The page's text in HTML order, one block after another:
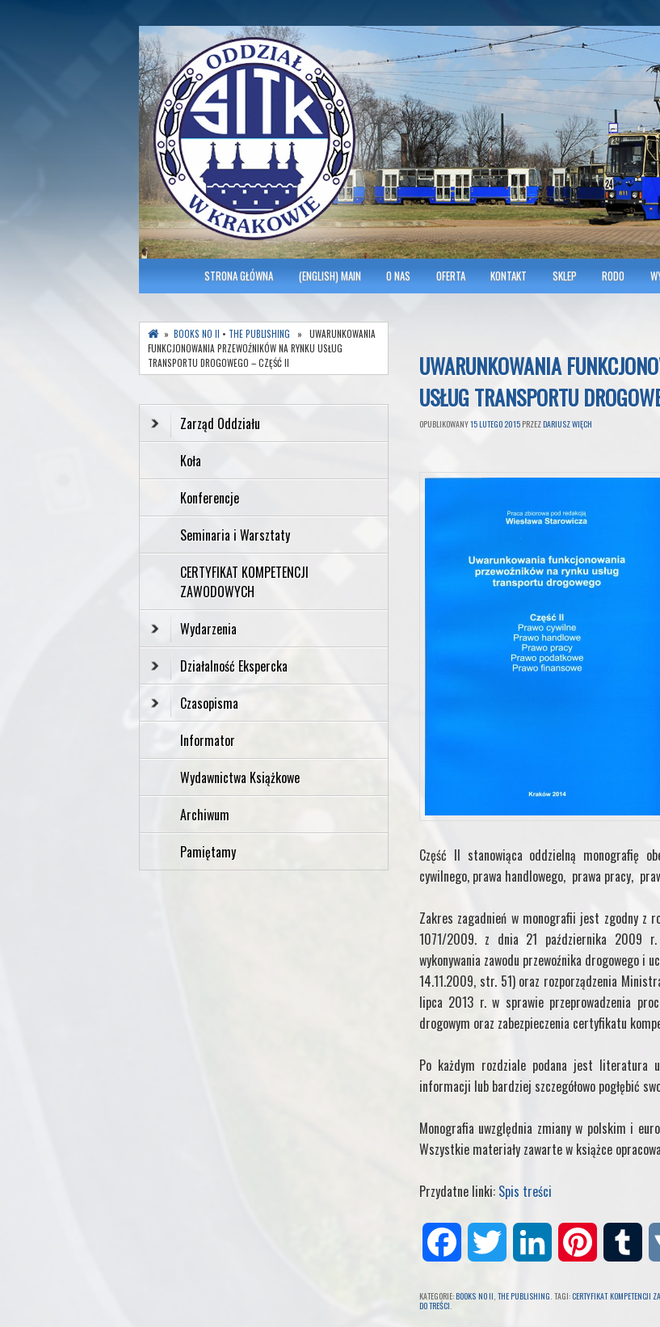
SITK RP Oddział w KRAKOWIE
Polish Association of Engineers & Technicians of Transportation
MENU GŁÓWNESTRONA GŁÓWNA (ENGLISH) MAIN O NAS OFERTA KONTAKT SKLEP RODO
UWARUNKOWANIA
USŁUG TRANSPORTU
OPUBLIKOWANY15 LUTEGO 2015 PRZEZDARIUSZ WIĘCH
Część II stanowiąca oddzielną monografię
cywilnego, prawa handlowego, prawa pracy,
Zakres zagadnień w monografii jest zgodny z
1071/2009. z dnia 21 października 2009 r.
wykonywania zawodu przewoźnika drogowego i
14.11.2009, str. 51) oraz rozporządzenia
lipca 2013 r. w sprawie przeprowadzenia
drogowym oraz zabezpieczenia certyfikatu
Po każdym rozdziale podana jest literatura
informacji lub bardziej szczegółowo pogłębić
Monografia uwzględnia zmiany w polskim i
Wszystkie materiały zawarte w książce
Przydatne linki: Spis treści
KATEGORIE:BOOKS NO II, THE PUBLISHING. TAGI:CERTYFIKAT KOMPETENCJI
DO TREŚCI.
» BOOKS NO II • THE PUBLISHING » UWARUNKOWANIA
FUNKCJONOWANIA PRZEWOŹNIKÓW NA RYNKU USŁUG
TRANSPORTU DROGOWEGO – CZĘŚĆ II
Zarząd Oddziału
Koła
Konferencje
Seminaria i Warsztaty
CERTYFIKAT KOMPETENCJI
ZAWODOWYCH
Wydarzenia
Działalność Ekspercka
Czasopisma
Informator
Wydawnictwa Książkowe
Archiwum
Pamiętamy